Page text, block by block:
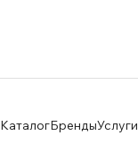
КаталогБрендыУслуги